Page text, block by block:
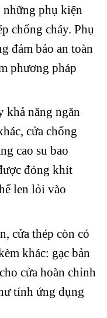
phụ kiện
chống cháy. Phụ
đảm bảo an toàn
phương pháp
khả năng ngăn
cửa chống
cao su bao
đóng khít
len lỏi vào
cửa thép còn có
khác: gạc bản
cửa hoàn chỉnh
tính ứng dụng